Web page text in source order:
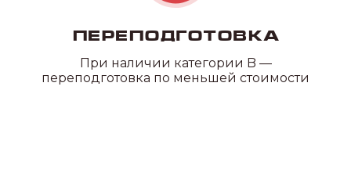
Переподготовка
При наличии категории B —
переподготовка по меньшей стоимости
УДОБНОЕ
РАСПОЛОЖЕНИЕ